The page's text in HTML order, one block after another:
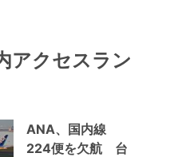
アクセスラン
ANA、国内線
224便を欠航 台